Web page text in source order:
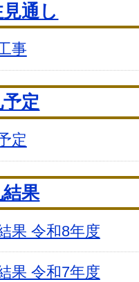
通し
事
予定
定
結果
果 令和8年度
果 令和7年度